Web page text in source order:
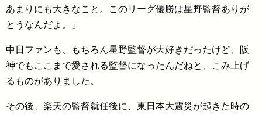
あまりにも大きなこと。このリーグ優勝は星野監督ありが
とうなんだよ。」
中日ファンも、もちろん星野監督が大好きだったけど、阪
神でもここまで愛される監督になったんだねと、こみ上げ
るものがありました。
その後、楽天の監督就任後に、東日本大震災が起きた時の